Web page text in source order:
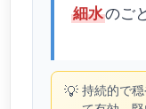
細水のご
💡 持続的で